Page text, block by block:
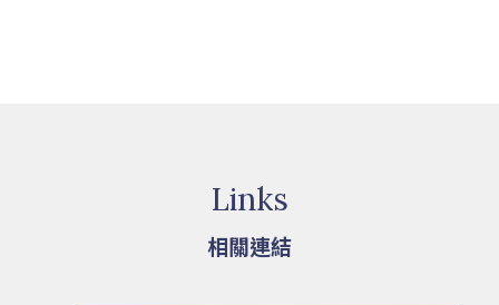
Links
相關連結